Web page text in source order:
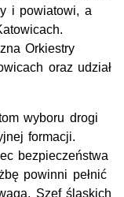
i powiatowi, a
.
Orkiestry
oraz udział
wyboru drogi
formacji.
bezpieczeństwa
powinni pełnić
Szef śląskich